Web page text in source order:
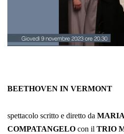
BEETHOVEN IN VERMONT
spettacolo scritto e diretto da
COMPATANGELO con il TRIO